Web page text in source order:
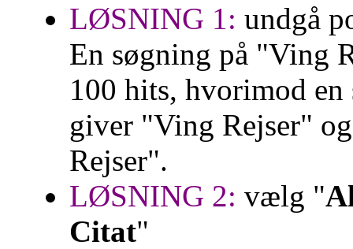
LØSNING 1: undgå
En søgning på "Ving
100 hits, hvorimod
giver "Ving Rejser"
Rejser".
LØSNING 2: vælg "
Citat"